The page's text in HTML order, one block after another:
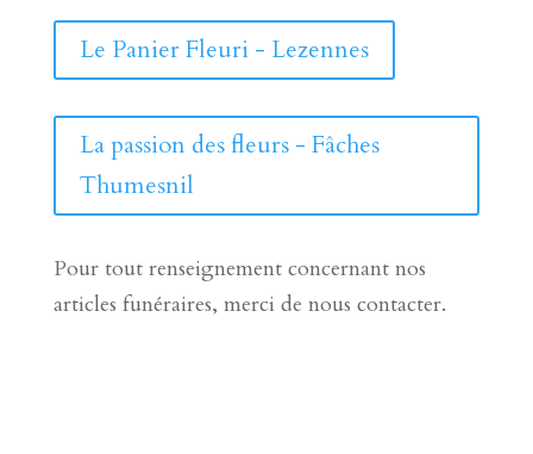
Le Panier Fleuri - Lezennes
La passion des fleurs - Fâches
Thumesnil
Pour tout renseignement concernant nos
articles funéraires, merci de nous contacter.